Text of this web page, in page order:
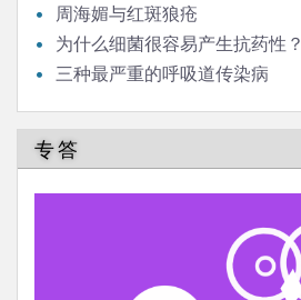
周海媚与红斑狼疮
为什么细菌很容易产生抗药性？
三种最严重的呼吸道传染病
专答